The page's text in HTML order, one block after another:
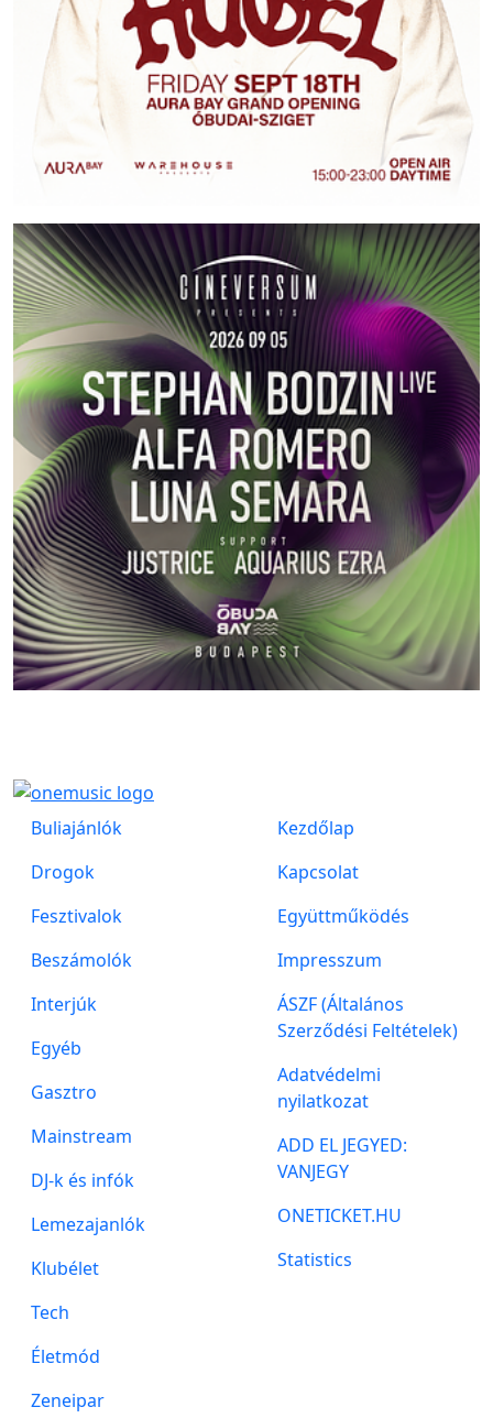
Buliajánlók
Drogok
Fesztivalok
Beszámolók
Interjúk
Egyéb
Gasztro
Mainstream
DJ-k és infók
Lemezajanlók
Klubélet
Tech
Életmód
Zeneipar
Kezdőlap
Kapcsolat
Együttműködés
Impresszum
ÁSZF (Általános
Szerződési Feltételek)
Adatvédelmi
nyilatkozat
ADD EL JEGYED:
VANJEGY
ONETICKET.HU
Statistics